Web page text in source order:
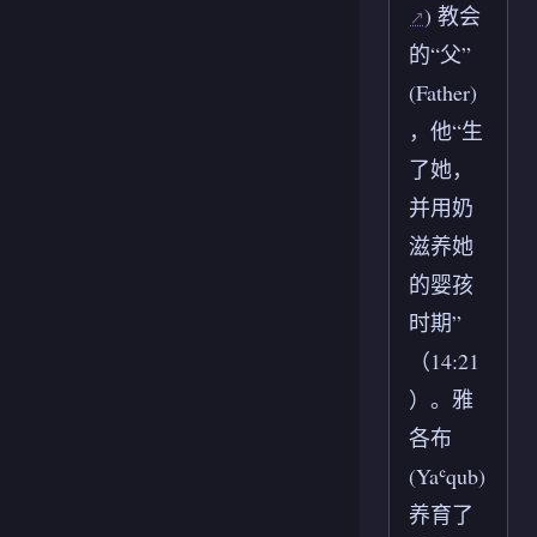
) 教会
的“父”
(Father)
，他“生
了她，
并用奶
滋养她
的婴孩
时期”
（14:21
）。雅
各布
(Yaʿqub)
养育了